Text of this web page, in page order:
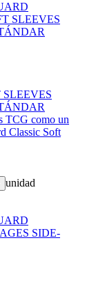
TCG como un
Classic Soft
unidad